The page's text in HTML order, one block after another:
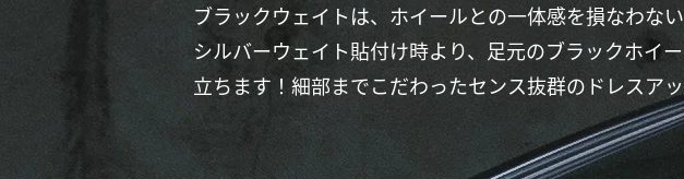
ブラックウェイトは、ホイールとの一体感を損なわな
シルバーウェイト貼付け時より、足元のブラックホイ
立ちます！細部までこだわったセンス抜群のドレスア